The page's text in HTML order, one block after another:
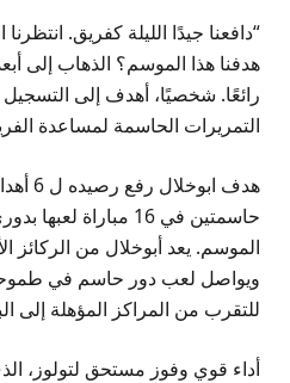
“دافعنا جيدًا الليلة كفريق.
هدفنا هذا الموسم؟ الذهاب إلى
رائعًا. شخصيًا، أهدف إلى
التمريرات الحاسمة لمساعدة
هدف
حاسمتين في 16 مباراة
الموسم. يعد أبوخلال من الركائز
ويواصل لعب دور حاسم في
للتقرب من المراكز المؤهلة إلى
أداء قوي وفوز مستحق لتولوز،